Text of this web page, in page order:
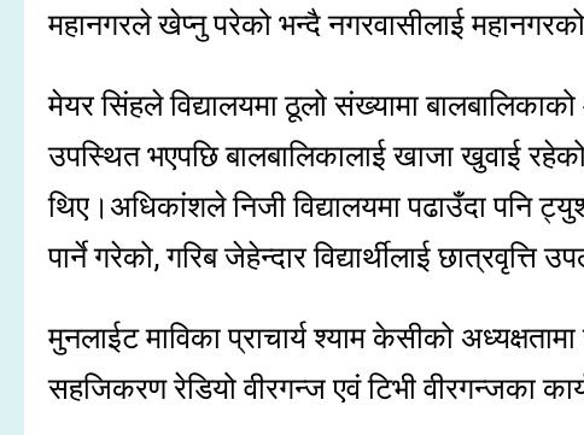
महानगरले खेप्नु परेको भन्दै नगरवासीलाई
मेयर सिंहले विद्यालयमा ठूलो संख्यामा
उपस्थित भएपछि बालबालिकालाई खाजा खुवाई
थिए।अधिकांशले निजी विद्यालयमा पढाउँदा पनि
पार्ने गरेको, गरिब जेहेन्दार विद्यार्थीलाई
मुनलाईट माविका प्राचार्य श्याम केसीको
सहजिकरण रेडियो वीरगन्ज एवं टिभी वीरगन्जका